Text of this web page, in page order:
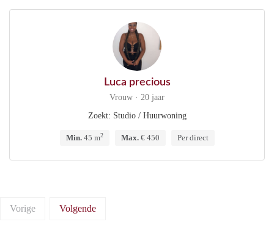
Luca precious
Vrouw · 20 jaar
Zoekt: Studio / Huurwoning
Min.45 m2 Max.€ 450 Per direct
Vorige Volgende